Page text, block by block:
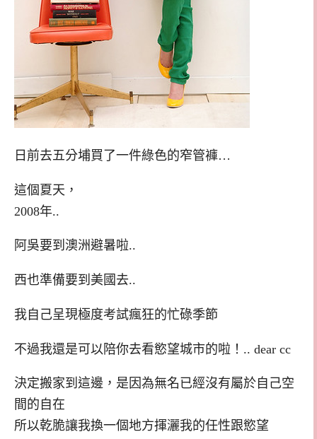
日前去五分埔買了一件綠色的窄管褲…
這個夏天，
2008年..
阿吳要到澳洲避暑啦..
西也準備要到美國去..
我自己呈現極度考試瘋狂的忙碌季節
不過我還是可以陪你去看慾望城市的啦！.. dear cc
決定搬家到這邊，是因為無名已經沒有屬於自己空
間的自在
所以乾脆讓我換一個地方揮灑我的任性跟慾望